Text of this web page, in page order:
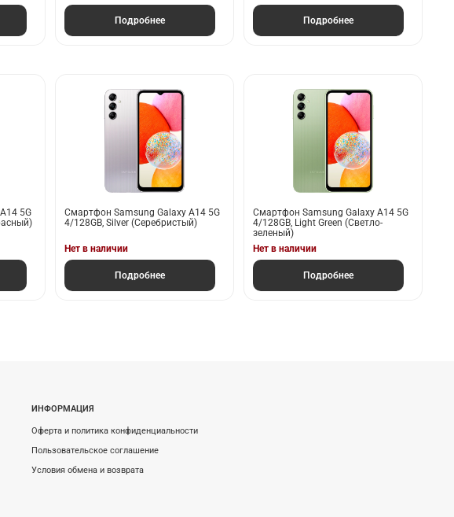
Подробнее Подробнее
5G
Смартфон Samsung Galaxy A14 5G
4/128GB, Silver (Серебристый)
Нет в наличии
Подробнее
Смартфон Samsung Galaxy A14 5G
4/128GB, Light Green (Светло-
зеленый)
Нет в наличии
Подробнее
ИНФОРМАЦИЯ
Оферта и политика конфиденциальности
Пользовательское соглашение
Условия обмена и возврата